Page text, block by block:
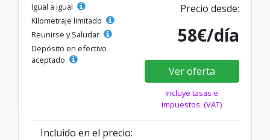
Igual a igual
Kilometraje limitado
Reunirse y Saludar
Depósito en efectivo
aceptado
Precio desde:
58€/día
Ver oferta
Incluye tasas e
impuestos. (VAT)
Incluido en el precio: